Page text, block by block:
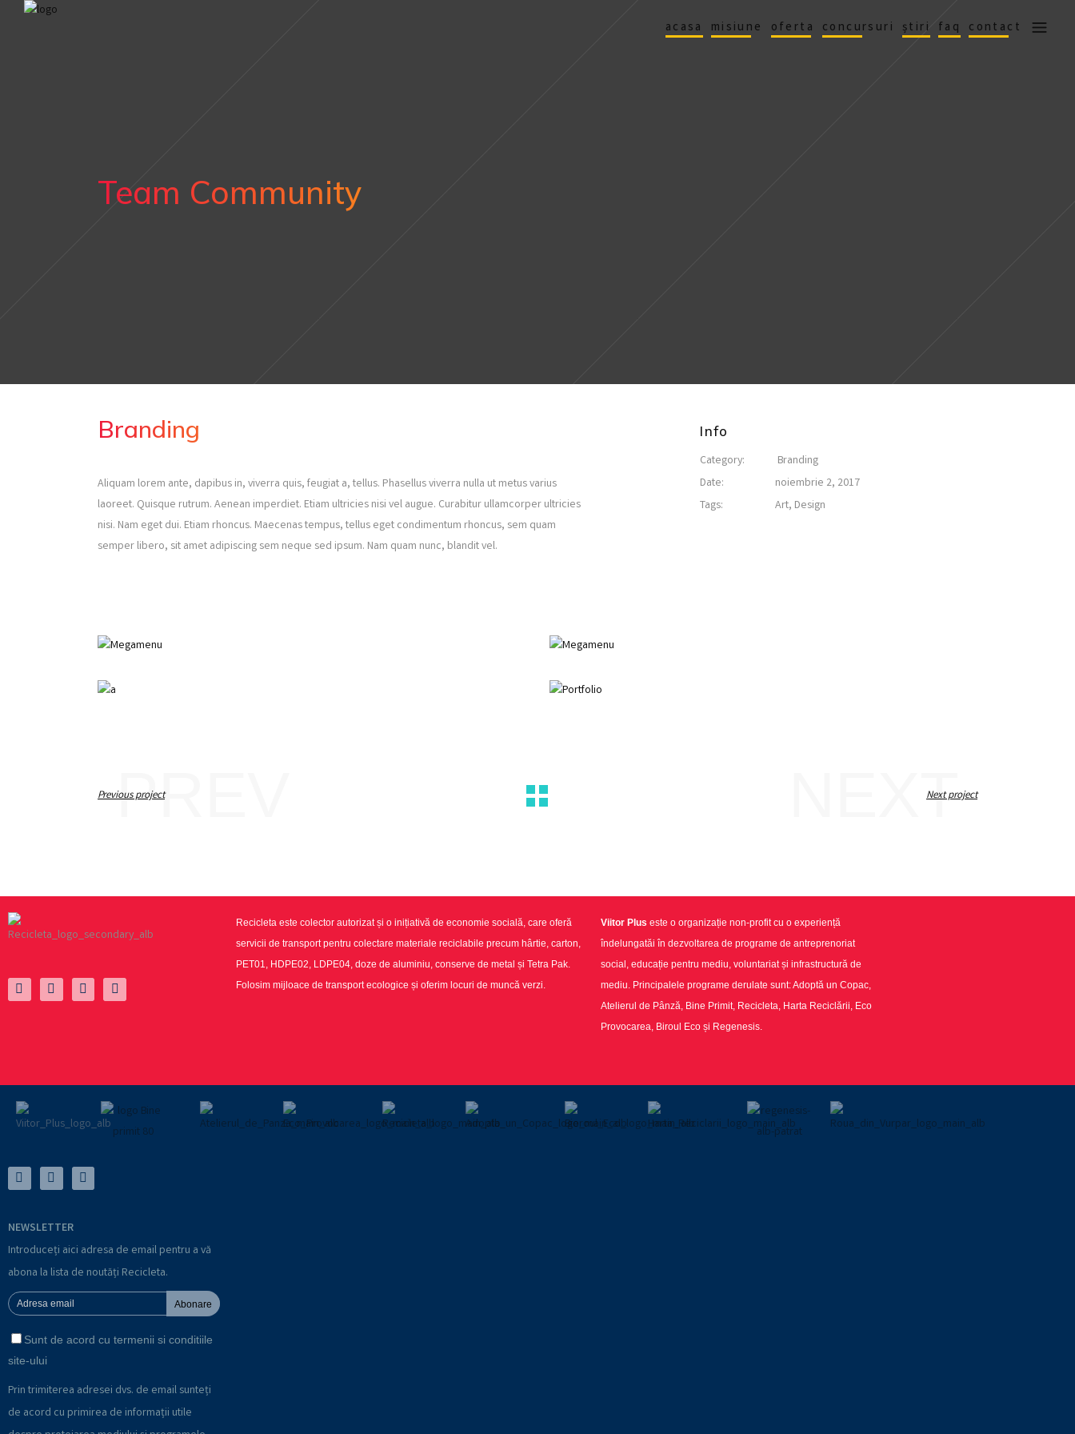
acasa misiune oferta concursuri știri faq contact
Team Community
Branding
Aliquam lorem ante, dapibus in, viverra quis, feugiat a, tellus. Phasellus viverra nulla ut metus varius
laoreet. Quisque rutrum. Aenean imperdiet. Etiam ultricies nisi vel augue. Curabitur ullamcorper ultricies
nisi. Nam eget dui. Etiam rhoncus. Maecenas tempus, tellus eget condimentum rhoncus, sem quam
semper libero, sit amet adipiscing sem neque sed ipsum. Nam quam nunc, blandit vel.
Info
Category:
Branding
Date:
noiembrie 2, 2017
Tags:
Art, Design
PREV
Previous project NEXT
Next project
Recicleta este colector autorizat și o inițiativă de economie socială, care oferă
servicii de transport pentru colectare materiale reciclabile precum hârtie, carton,
PET01, HDPE02, LDPE04, doze de aluminiu, conserve de metal și Tetra Pak.
Folosim mijloace de transport ecologice și oferim locuri de muncă verzi.
Viitor Plus este o organizație non-profit cu o experiență
îndelungatăi în dezvoltarea de programe de antreprenoriat
social, educație pentru mediu, voluntariat și infrastructură de
mediu. Principalele programe derulate sunt: Adoptă un Copac,
Atelierul de Pânză, Bine Primit, Recicleta, Harta Reciclării, Eco
Provocarea, Biroul Eco și Regenesis.
NEWSLETTER
Introduceți aici adresa de email pentru a vă
abona la lista de noutăți Recicleta.
Abonare
Sunt de acord cu termenii si conditiile
site-ului
Prin trimiterea adresei dvs. de email sunteți
de acord cu primirea de informații utile